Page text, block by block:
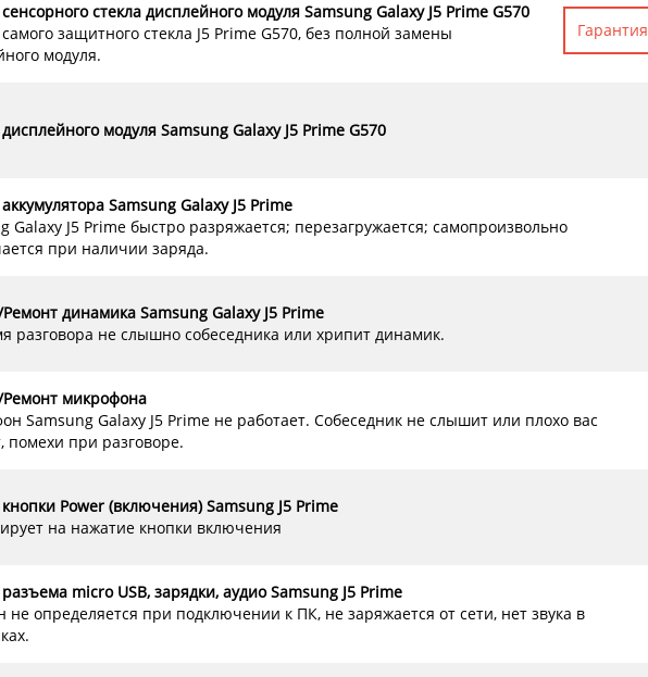
стекла дисплейного модуля Samsung Galaxy J5 Prime G570
защитного стекла J5 Prime G570, без полной замены
модуля.
Гарантия
модуля Samsung Galaxy J5 Prime G570
Samsung Galaxy J5 Prime
Galaxy J5 Prime быстро разряжается; перезагружается; самопроизвольно
при наличии заряда.
динамика Samsung Galaxy J5 Prime
разговора не слышно собеседника или хрипит динамик.
микрофона
Samsung Galaxy J5 Prime не работает. Собеседник не слышит или плохо вас
помехи при разговоре.
Power (включения) Samsung J5 Prime
на нажатие кнопки включения
micro USB, зарядки, аудио Samsung J5 Prime
не определяется при подключении к ПК, не заряжается от сети, нет звука в